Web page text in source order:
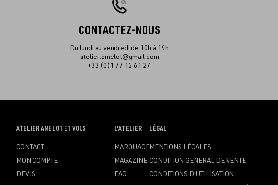
CONTACTEZ-NOUS
Du lundi au vendredi de 10h à 19h
atelier.amelot@gmail.com
+33 (0)1 77 12 61 27
OUVRIR
MENU
ATELIER AMELOT ET VOUS
CONTACT
MON COMPTE
DEVIS
OUVRIR
MENU
L'ATELIER
MARQUAGE
MAGAZINE
FAQ
OUVRIR
MENU
LÉGAL
MENTIONS LÉGALES
CONDITION GÉNÉRAL DE VENTE
CONDITIONS D'UTILISATION